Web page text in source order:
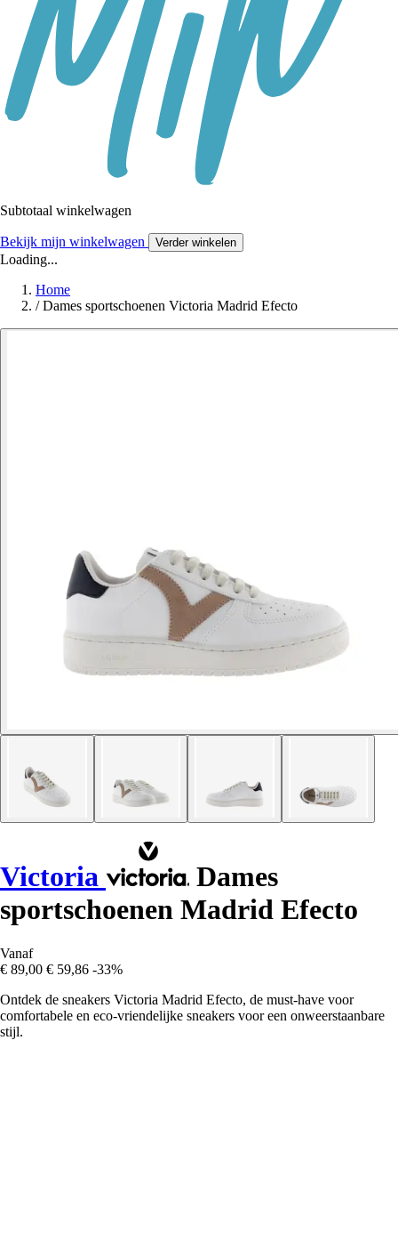
Subtotaal winkelwagen
Bekijk mijn winkelwagen Verder winkelen
Loading...
Home
/ Dames sportschoenen Victoria Madrid Efecto
Victoria
Dames
sportschoenen Madrid Efecto
Vanaf
€ 89,00 € 59,86 -33%
Ontdek de sneakers Victoria Madrid Efecto, de must-have voor
comfortabele en eco-vriendelijke sneakers voor een onweerstaanbare
stijl.